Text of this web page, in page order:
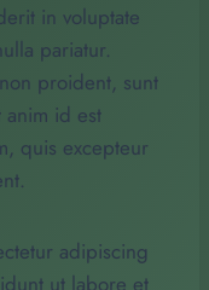
in voluptate
pariatur.
proident, sunt
id est
quis excepteur
adipiscing
ut labore et